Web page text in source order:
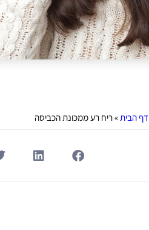
דף הבית»ריח רע ממכונת הכביסה